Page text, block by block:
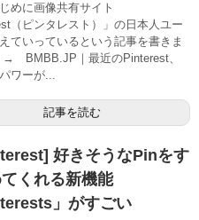
めに画像共有サイト
（ピンタレスト）」の日本人ユー
ていっているという記事を書きま
→ BMBB.JP｜最近のPinterest、
ワーが...
記事を読む
好きそうなPinをす
くれる新機能
」がすごい